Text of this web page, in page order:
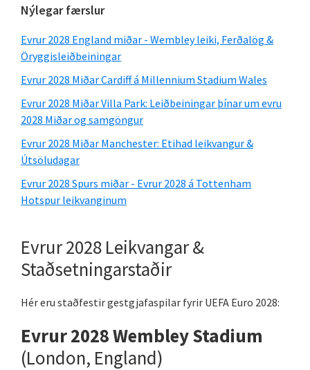
Aðal
hliðarstika
Nýlegar færslur
Evrur 2028 England miðar - Wembley leiki, Ferðalög &
Öryggisleiðbeiningar
Evrur 2028 Miðar Cardiff á Millennium Stadium Wales
Evrur 2028 Miðar Villa Park: Leiðbeiningar þínar um evru
2028 Miðar og samgöngur
Evrur 2028 Miðar Manchester: Etihad leikvangur &
Útsöludagar
Evrur 2028 Spurs miðar - Evrur 2028 á Tottenham
Hotspur leikvanginum
Evrur 2028 Leikvangar &
Staðsetningarstaðir
Hér eru staðfestir gestgjafaspilar fyrir UEFA Euro 2028:
Evrur 2028 Wembley Stadium
(London, England)